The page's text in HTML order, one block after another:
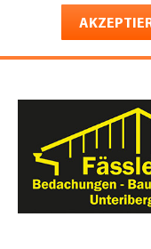
Fässler